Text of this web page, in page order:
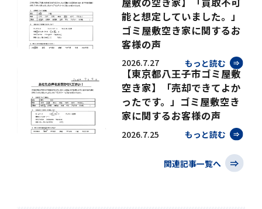
能と想定していました。」
ゴミ屋敷空き家に関するお
客様の声
2026.7.27 もっと読む
【東京都八王子市ゴミ屋敷
空き家】「売却できてよか
ったです。」ゴミ屋敷空き
家に関するお客様の声
2026.7.25 もっと読む
関連記事一覧へ